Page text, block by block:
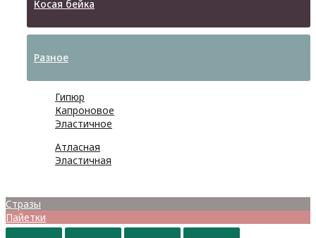
Косая бейка
Разное
Гипюр
Капроновое
Эластичное
Атласная
Эластичная
Стразы
Пайетки